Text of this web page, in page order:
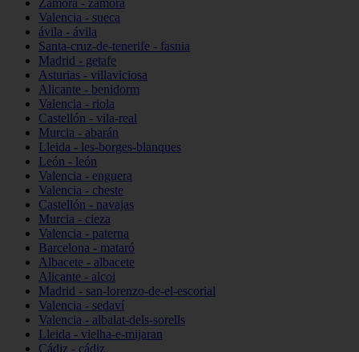
Zamora - zamora
Valencia - sueca
ávila - ávila
Santa-cruz-de-tenerife - fasnia
Madrid - getafe
Asturias - villaviciosa
Alicante - benidorm
Valencia - riola
Castellón - vila-real
Murcia - abarán
Lleida - les-borges-blanques
León - león
Valencia - enguera
Valencia - cheste
Castellón - navajas
Murcia - cieza
Valencia - paterna
Barcelona - mataró
Albacete - albacete
Alicante - alcoi
Madrid - san-lorenzo-de-el-escorial
Valencia - sedaví
Valencia - albalat-dels-sorells
Lleida - vielha-e-mijaran
Cádiz - cádiz